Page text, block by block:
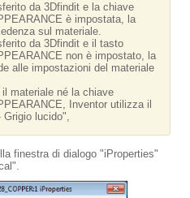
da 3Dfindit e la chiave
è impostata, la
sul materiale.
da 3Dfindit e il tasto
non è impostato, la
alle impostazioni del materiale
materiale né la chiave
Inventor utilizza il
Grigio lucido",
finestra di dialogo "iProperties"